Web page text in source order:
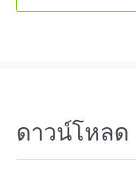
ดาวน์โหลด